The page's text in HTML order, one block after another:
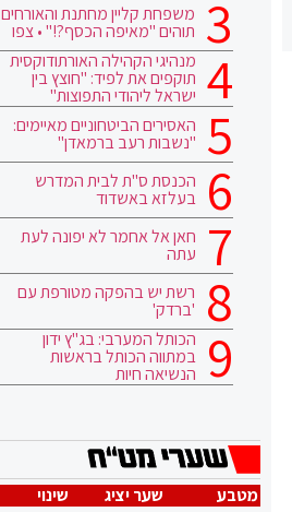
משפחת קליין מחתנת והאורחים
תוהים "מאיפה הכסף?!" • צפו
מנהיגי הקהילה האורתודוקסית
תוקפים את לפיד: "חוצץ בין
ישראל ליהודי התפוצות"
האסירים הביטחוניים מאיימים:
"נשבות רעב ברמאדן"
הכנסת ס"ת לבית המדרש
בעלזא באשדוד
חאן אל אחמר לא יפונה לעת
עתה
רשת יש בהפקה מטורפת עם
'ברדק'
הכותל המערבי: בג"ץ ידון
במתווה הכותל בראשות
הנשיאה חיות
מטבע שער יציג
שינוי